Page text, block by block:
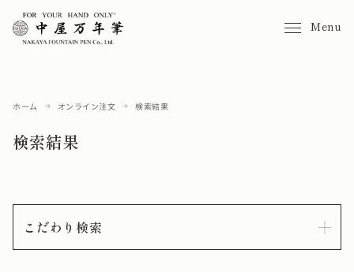
Menu
ホーム オンライン注文 検索結果
検索結果
こだわり検索